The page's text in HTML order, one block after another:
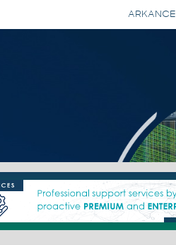
ARKANCE